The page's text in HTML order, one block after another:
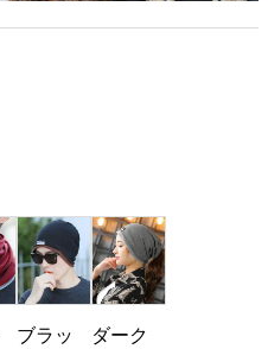
ブラッ
ダーク